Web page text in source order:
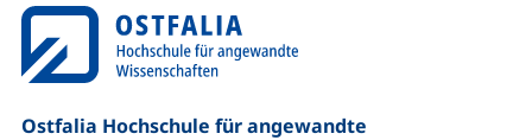
Ostfalia Hochschule für angewandte